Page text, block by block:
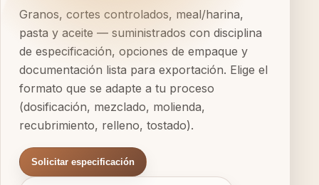
Granos, cortes controlados, meal/harina,
pasta y aceite — suministrados con disciplina
de especificación, opciones de empaque y
documentación lista para exportación. Elige el
formato que se adapte a tu proceso
(dosificación, mezclado, molienda,
recubrimiento, relleno, tostado).
Solicitar especificación